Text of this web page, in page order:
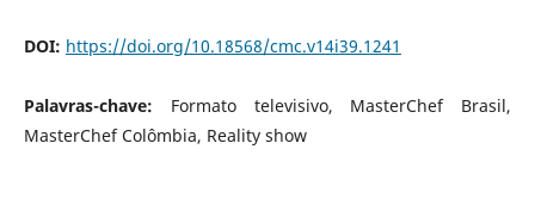
DOI: https://doi.org/10.18568/cmc.v14i39.1241
Palavras-chave: Formato televisivo, MasterChef Brasil,
MasterChef Colômbia, Reality show